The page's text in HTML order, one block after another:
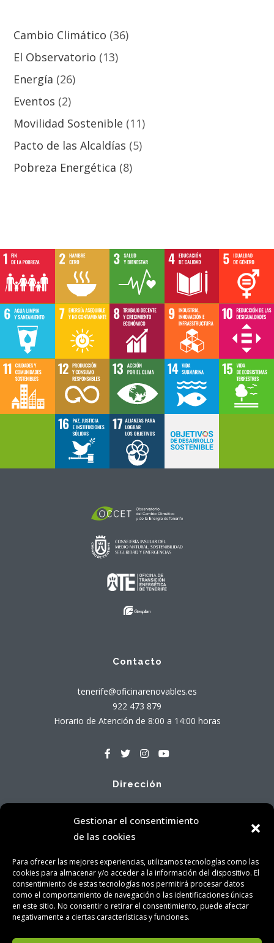
Gestionar el consentimiento
de las cookies
Para ofrecer las mejores experiencias, utilizamos tecnologías como las
cookies para almacenar y/o acceder a la información del dispositivo. El
consentimiento de estas tecnologías nos permitirá procesar datos
como el comportamiento de navegación o las identificaciones únicas
en este sitio. No consentir o retirar el consentimiento, puede afectar
negativamente a ciertas características y funciones.
Cambio Climático (36)
El Observatorio (13)
Energía (26)
Eventos (2)
Movilidad Sostenible (11)
Pacto de las Alcaldías (5)
Pobreza Energética (8)
Contacto
tenerife@oficinarenovables.es
922 473 879
Horario de Atención de 8:00 a 14:00 horas
Dirección
Aviso Legal|Política de Privacidad|Política de Cookies|
Contacto